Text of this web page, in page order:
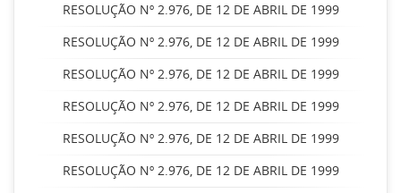
RESOLUÇÃO Nº 2.976, DE 12 DE ABRIL DE 1999
RESOLUÇÃO Nº 2.976, DE 12 DE ABRIL DE 1999
RESOLUÇÃO Nº 2.976, DE 12 DE ABRIL DE 1999
RESOLUÇÃO Nº 2.976, DE 12 DE ABRIL DE 1999
RESOLUÇÃO Nº 2.976, DE 12 DE ABRIL DE 1999
RESOLUÇÃO Nº 2.976, DE 12 DE ABRIL DE 1999